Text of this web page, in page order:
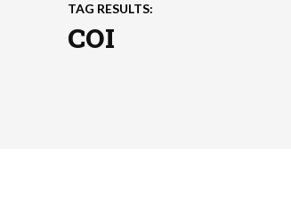
TAG RESULTS:
COI